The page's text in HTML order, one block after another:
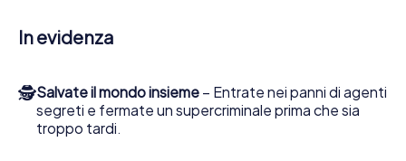
Tallinn e avrete accesso alla vostra personale galleria di
immagini. Il gioco di Escape di myCityHunt rende Tallinn, il
trasformi Tallinn in un'Escape Room all'aperto!
In evidenza
🕵Salvate il mondo insieme – Entrate nei panni di agenti
segreti e fermate un supercriminale prima che sia
troppo tardi.